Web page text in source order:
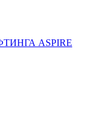
ASPIRE